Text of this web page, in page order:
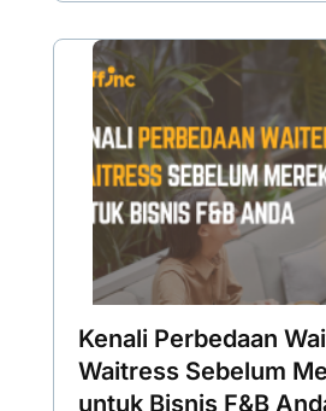
Kenali Perbedaan
Waitress Sebelum
untuk Bisnis F&B